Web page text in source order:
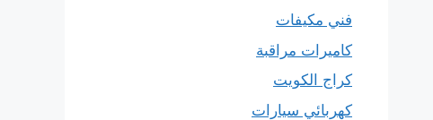
فني مكيفات
كاميرات مراقبة
كراج الكويت
كهربائي سيارات